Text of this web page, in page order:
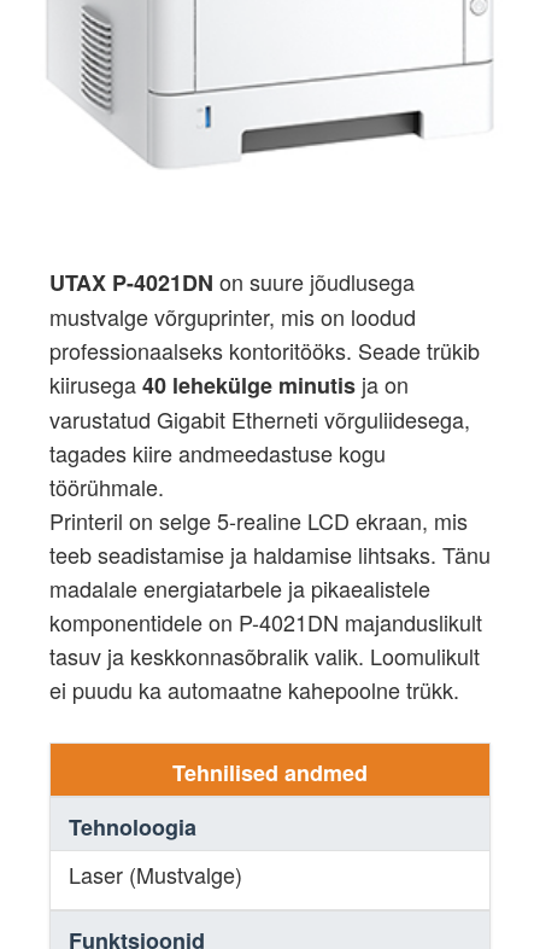
UTAX P-4021DN on suure jõudlusega
mustvalge võrguprinter, mis on loodud
professionaalseks kontoritööks. Seade trükib
kiirusega40 lehekülge minutis ja on
varustatud Gigabit Etherneti võrguliidesega,
tagades kiire andmeedastuse kogu
töörühmale.
Printeril on selge 5-realine LCD ekraan, mis
teeb seadistamise ja haldamise lihtsaks. Tänu
madalale energiatarbele ja pikaealistele
komponentidele on P-4021DN majanduslikult
tasuv ja keskkonnasõbralik valik. Loomulikult
ei puudu ka automaatne kahepoolne trükk.
Tehnilised andmed
Tehnoloogia
Laser (Mustvalge)
Funktsioonid